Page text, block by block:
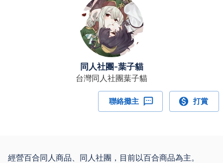
同人社團-葉子貓
台灣同人社團葉子貓
聯絡攤主 打賞
經營百合同人商品、同人社團，目前以百合商品為主。